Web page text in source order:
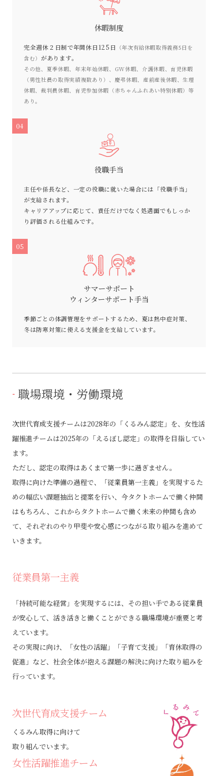
休暇制度
完全週休２日制で年間休日125日 （年次有給休暇取得義務5日を
含む） があります。
その他、夏季休暇、年末年始休暇、GW休暇、介護休暇、育児休暇
（男性社員の取得実績複数あり）、慶弔休暇、産前産後休暇、生理
休暇、裁判員休暇、育児参加休暇（赤ちゃんふれあい特別休暇）等
あり。
04
役職手当
主任や係長など、一定の役職に就いた場合には「役職手当」
が支給されます。
キャリアアップに応じて、責任だけでなく処遇面でもしっか
り評価される仕組みです。
05
サマーサポート
ウィンターサポート手当
季節ごとの体調管理をサポートするため、夏は熱中症対策、
冬は防寒対策に使える支援金を支給しています。
職場環境・労働環境
次世代育成支援チームは2028年の「くるみん認定」を、女性活
躍推進チームは2025年の「えるぼし認定」の取得を目指してい
ます。
ただし、認定の取得はあくまで第一歩に過ぎません。
取得に向けた準備の過程で、「従業員第一主義」を実現するた
めの幅広い課題抽出と提案を行い、今タクトホームで働く仲間
はもちろん、
これからタクトホームで働く未来の仲間も含め
て、それぞれのやり甲斐や安心感につながる取り組みを進めて
いきます。
従業員第一主義
「持続可能な経営」を実現するには、その担い手である従業員
が安心して、活き活きと働くことができる職場環境が重要と考
えています。
その実現に向け、「女性の活躍」「子育て支援」「育休取得の
促進」など、社会全体が抱える課題の解決に向けた取り組みを
行っています。
次世代育成支援チーム
くるみん取得に向けて
取り組んでいます。
女性活躍推進チーム